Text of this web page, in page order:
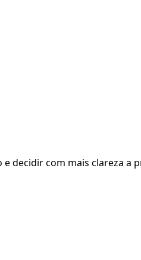
decidir com mais clareza a